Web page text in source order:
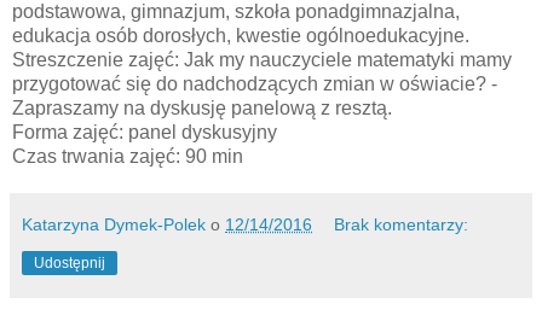
podstawowa, gimnazjum, szkoła ponadgimnazjalna,
edukacja osób dorosłych, kwestie ogólnoedukacyjne.
Streszczenie zajęć: Jak my nauczyciele matematyki mamy
przygotować się do nadchodzących zmian w oświacie? -
Zapraszamy na dyskusję panelową z resztą.
Forma zajęć: panel dyskusyjny
Czas trwania zajęć: 90 min
Katarzyna Dymek-Polek o 12/14/2016 Brak komentarzy:
Udostępnij